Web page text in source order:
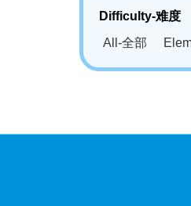
Difficulty-难度
All-全部